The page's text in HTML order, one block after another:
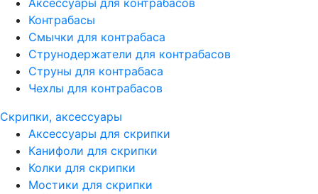
Аксессуары для контрабасов
Контрабасы
Смычки для контрабаса
Струнодержатели для контрабасов
Струны для контрабаса
Чехлы для контрабасов
Скрипки, аксессуары
Аксессуары для скрипки
Канифоли для скрипки
Колки для скрипки
Мостики для скрипки